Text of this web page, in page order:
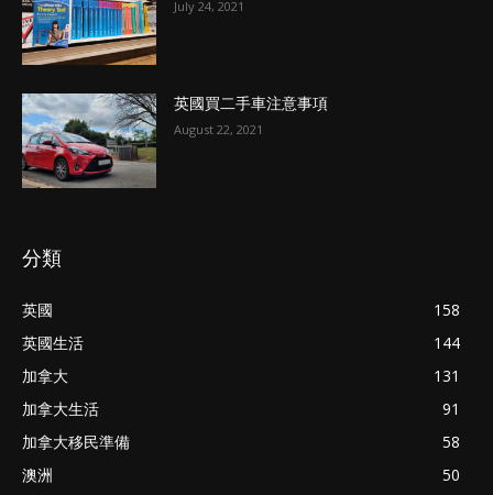
July 24, 2021
英國買二手車注意事項
August 22, 2021
分類
英國
158
英國生活
144
加拿大
131
加拿大生活
91
加拿大移民準備
58
澳洲
50